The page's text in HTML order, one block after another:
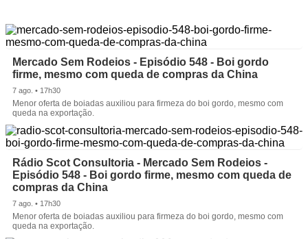
Mercado Sem Rodeios - Episódio 548 - Boi gordo
firme, mesmo com queda de compras da China
7 ago. • 17h30
Menor oferta de boiadas auxiliou para firmeza do boi gordo, mesmo com
queda na exportação.
Rádio Scot Consultoria - Mercado Sem Rodeios -
Episódio 548 - Boi gordo firme, mesmo com queda de
compras da China
7 ago. • 17h30
Menor oferta de boiadas auxiliou para firmeza do boi gordo, mesmo com
queda na exportação.